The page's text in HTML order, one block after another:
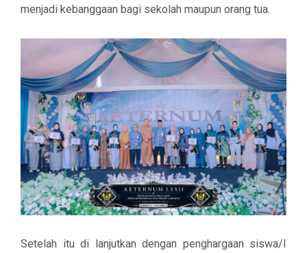
menjadi kebanggaan bagi sekolah maupun orang tua.
Setelah itu di lanjutkan dengan penghargaan siswa/I